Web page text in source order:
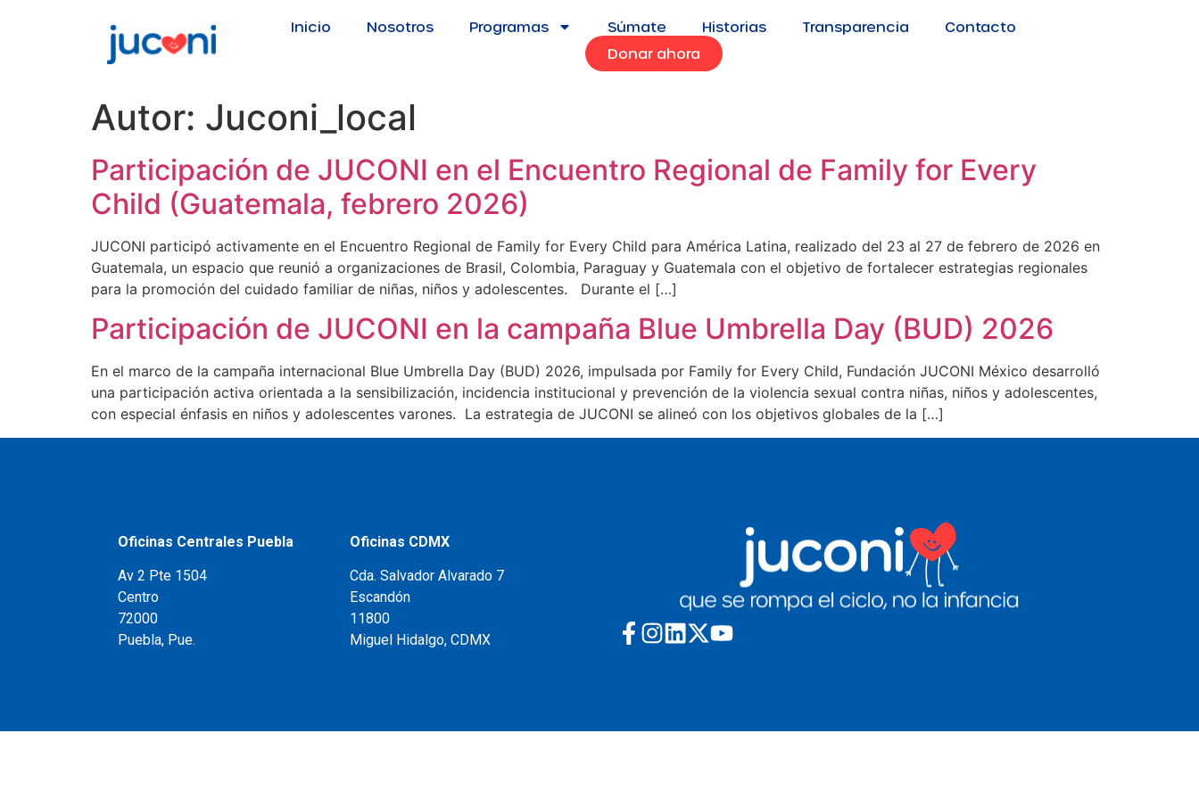
Inicio Nosotros Programas Súmate Historias Transparencia
Contacto
Donar ahora
Autor: Juconi_local
Participación de JUCONI en el Encuentro Regional de Family for Every
Child (Guatemala, febrero 2026)
JUCONI participó activamente en el Encuentro Regional de Family for Every Child para América Latina, realizado del 23 al 27 de febrero de 2026 en
Guatemala, un espacio que reunió a organizaciones de Brasil, Colombia, Paraguay y Guatemala con el objetivo de fortalecer estrategias regionales
para la promoción del cuidado familiar de niñas, niños y adolescentes. Durante el […]
Participación de JUCONI en la campaña Blue Umbrella Day (BUD) 2026
En el marco de la campaña internacional Blue Umbrella Day (BUD) 2026, impulsada por Family for Every Child, Fundación JUCONI México desarrolló
una participación activa orientada a la sensibilización, incidencia institucional y prevención de la violencia sexual contra niñas, niños y adolescentes,
con especial énfasis en niños y adolescentes varones. La estrategia de JUCONI se alineó con los objetivos globales de la […]
Oficinas Centrales Puebla
Av 2 Pte 1504
Centro
72000
Puebla, Pue.
Oficinas CDMX
Cda. Salvador Alvarado 7
Escandón
11800
Miguel Hidalgo, CDMX